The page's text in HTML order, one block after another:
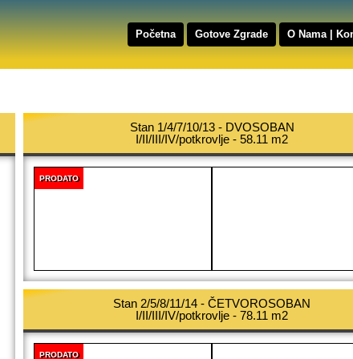
Početna Gotove Zgrade O Nama |
Stan 1/4/7/10/13 - DVOSOBAN
I/II/III/IV/potkrovlje - 58.11 m2
PRODATO
Stan 2/5/8/11/14 - ČETVOROSOBAN
I/II/III/IV/potkrovlje - 78.11 m2
PRODATO